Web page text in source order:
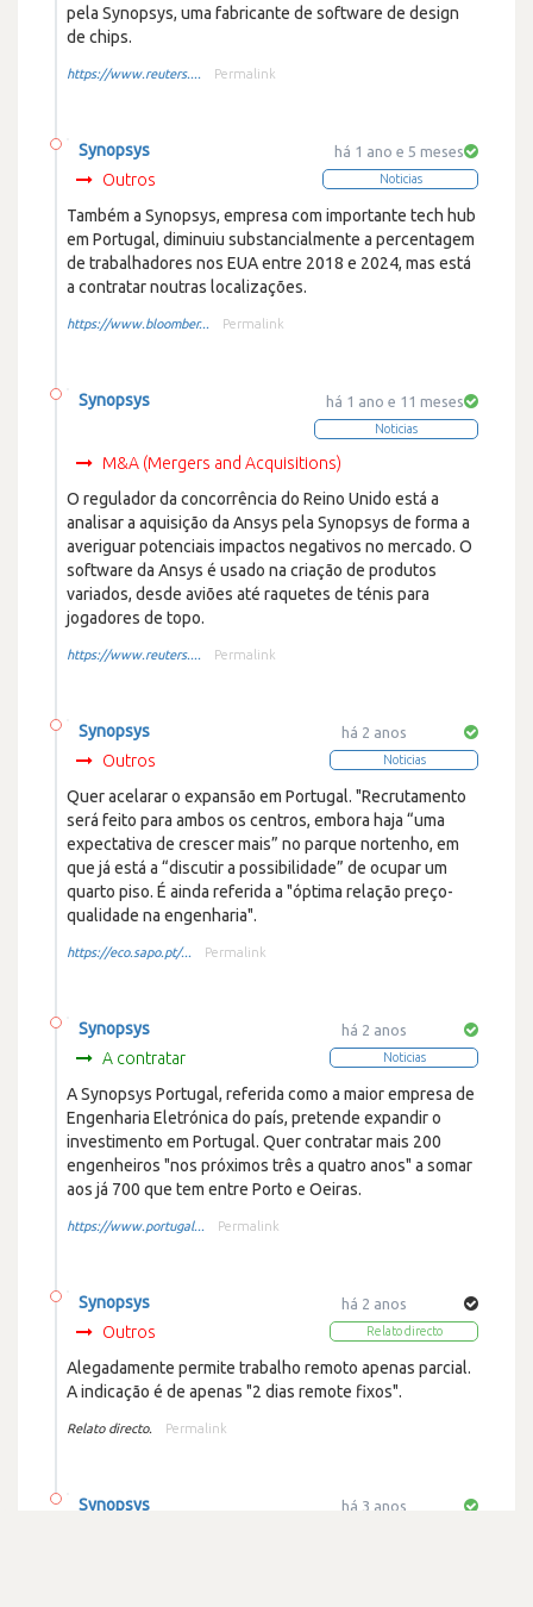
pela Synopsys, uma fabricante de software de design
de chips.
https://www.reuters.... Permalink
há 1 ano e 5 meses
Noticias
Synopsys
Outros
Também a Synopsys, empresa com importante tech hub
em Portugal, diminuiu substancialmente a percentagem
de trabalhadores nos EUA entre 2018 e 2024, mas está
a contratar noutras localizações.
https://www.bloomber... Permalink
há 1 ano e 11 meses
Noticias
Synopsys
M&A (Mergers and Acquisitions)
O regulador da concorrência do Reino Unido está a
analisar a aquisição da Ansys pela Synopsys de forma a
averiguar potenciais impactos negativos no mercado. O
software da Ansys é usado na criação de produtos
variados, desde aviões até raquetes de ténis para
jogadores de topo.
https://www.reuters.... Permalink
há 2 anos
Noticias
Synopsys
Outros
Quer acelarar o expansão em Portugal. "Recrutamento
será feito para ambos os centros, embora haja “uma
expectativa de crescer mais” no parque nortenho, em
que já está a “discutir a possibilidade” de ocupar um
quarto piso. É ainda referida a "óptima relação preço-
qualidade na engenharia".
https://eco.sapo.pt/... Permalink
há 2 anos
Noticias
Synopsys
A contratar
A Synopsys Portugal, referida como a maior empresa de
Engenharia Eletrónica do país, pretende expandir o
investimento em Portugal. Quer contratar mais 200
engenheiros "nos próximos três a quatro anos" a somar
aos já 700 que tem entre Porto e Oeiras.
https://www.portugal... Permalink
há 2 anos
Relato directo
Synopsys
Outros
Alegadamente permite trabalho remoto apenas parcial.
A indicação é de apenas "2 dias remote fixos".
Relato directo. Permalink
há 3 anos
Synopsys